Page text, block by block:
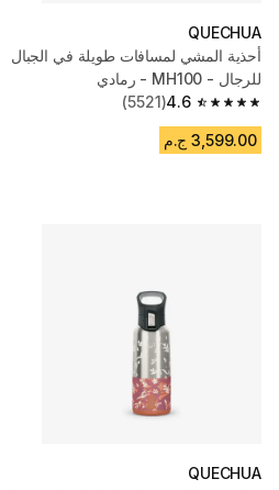
QUECHUA
أحذية المشي لمسافات طويلة في الجبال
للرجال - MH100 - رمادي
4.6
4.6 out of 5 stars from 5521 reviews
(5521)
3,599.00 ج.م
QUECHUA